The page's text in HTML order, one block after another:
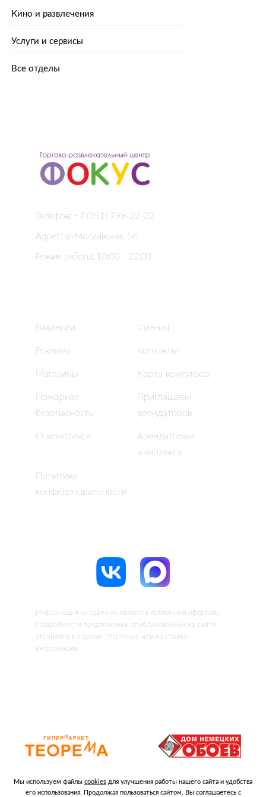
Кино и развлечения
Услуги и сервисы
Все отделы
Телефон: +7 (351) 799-22-22
Адрес: ул.Молдавская, 16
Режим работы: 10:00 - 22:00
Вакансии Главная
Реклама Контакты
Магазины Карта комплекса
Пожарная
безопасность
Приглашаем
арендаторов
О комплексе
Арендаторам
комплекса
Политика
конфиденциальности
Информация на сайте не является публичной офертой.
Подробности предложений опубликованных на сайте
уточняйте в отделах ТРЦ Фокус или на стойке
информации.
Мы используем файлы cookies для улучшения работы нашего сайта и удобства
его использования. Продолжая пользоваться сайтом, Вы соглашаетесь с